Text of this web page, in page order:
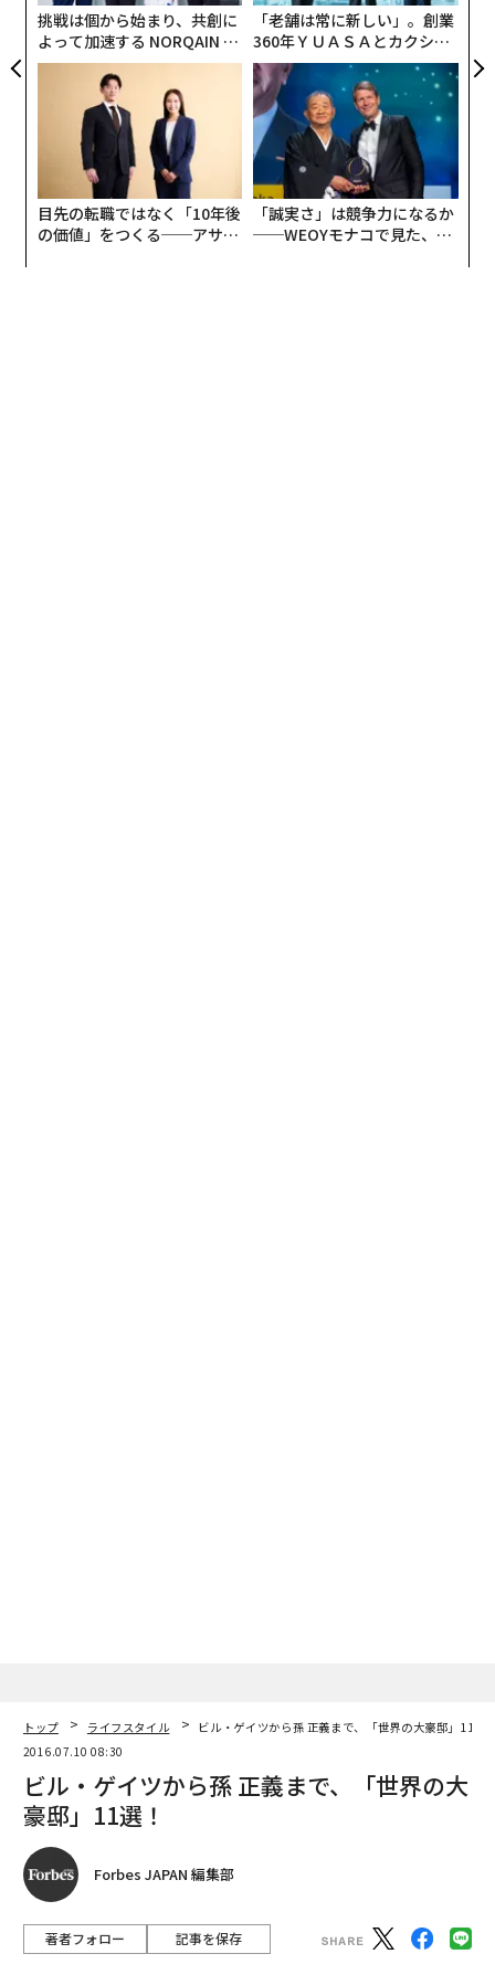
挑戦は個から始まり、共創に
よって加速する NORQAIN JA
PAN 特別座談会
「老舗は常に新しい」。創業
360年ＹＵＡＳＡとカクシン
CEO田尻望が語る、AIを超え
る人の価値
目先の転職ではなく「10年後
の価値」をつくる──アサイ
「誠実さ」は競争力になるか
──WEOYモナコで見た、く
トップ ライフスタイル
ビル・ゲイツから孫 正義まで、「世界の大豪邸」11選
2016.07.10 08:30
ビル・ゲイツから孫 正義まで、「世界の大
豪邸」11選！
Forbes JAPAN 編集部
著者フォロー 記事を保存